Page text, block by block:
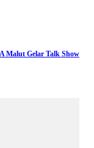
Malut Gelar Talk Show